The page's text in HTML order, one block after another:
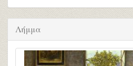
Λήμμα